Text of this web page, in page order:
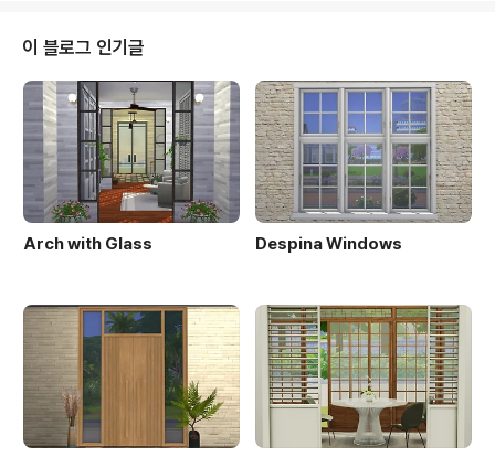
이 블로그 인기글
Arch with Glass Despina Windows